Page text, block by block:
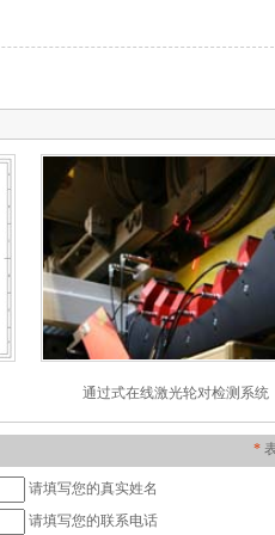
通过式在线激光轮对检测系统
*
请填写您的真实姓名
请填写您的联系电话